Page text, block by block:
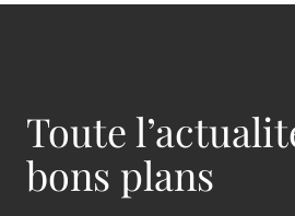
Toute
bons plans